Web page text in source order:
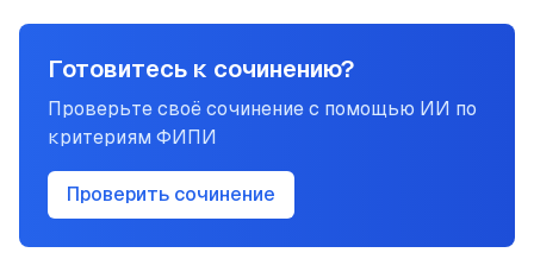
Готовитесь к сочинению?
Проверьте своё сочинение с помощью ИИ по
критериям ФИПИ
Проверить сочинение